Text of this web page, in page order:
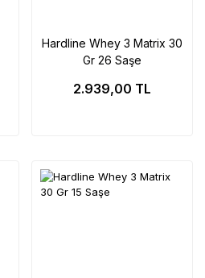
Hardline Whey 3 Matrix 30
Gr 26 Saşe
2.939,00 TL